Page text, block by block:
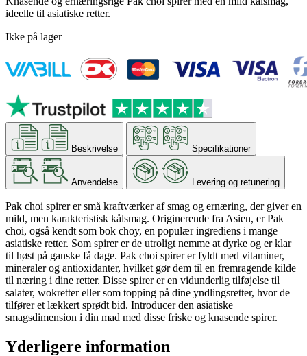
ideelle til asiatiske retter.
Ikke på lager
Beskrivelse Specifikationer
Anvendelse Levering og retunering
Pak choi spirer er små kraftværker af smag og ernæring, der giver en
mild, men karakteristisk kålsmag. Originerende fra Asien, er Pak
choi, også kendt som bok choy, en populær ingrediens i mange
asiatiske retter. Som spirer er de utroligt nemme at dyrke og er klar
til høst på ganske få dage. Pak choi spirer er fyldt med vitaminer,
mineraler og antioxidanter, hvilket gør dem til en fremragende kilde
til næring i dine retter. Disse spirer er en vidunderlig tilføjelse til
salater, wokretter eller som topping på dine yndlingsretter, hvor de
tilfører et lækkert sprødt bid. Introducer den asiatiske
smagsdimension i din mad med disse friske og knasende spirer.
Yderligere information